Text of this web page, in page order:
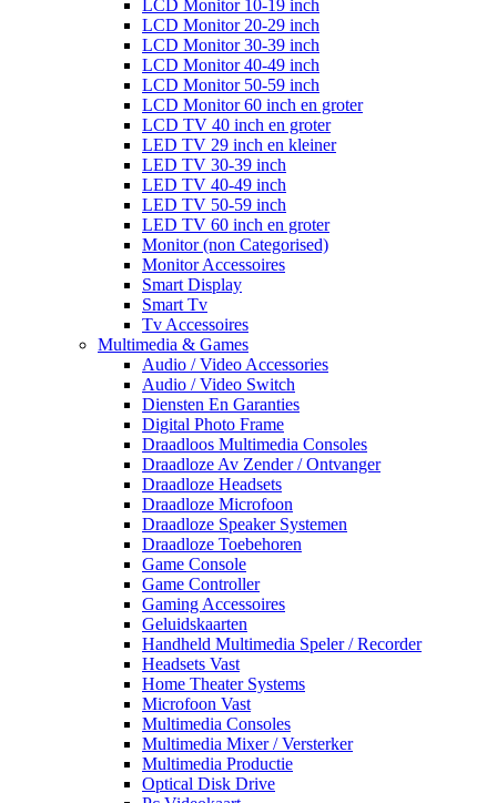
LCD Monitor 10-19 inch
LCD Monitor 20-29 inch
LCD Monitor 30-39 inch
LCD Monitor 40-49 inch
LCD Monitor 50-59 inch
LCD Monitor 60 inch en groter
LCD TV 40 inch en groter
LED TV 29 inch en kleiner
LED TV 30-39 inch
LED TV 40-49 inch
LED TV 50-59 inch
LED TV 60 inch en groter
Monitor (non Categorised)
Monitor Accessoires
Smart Display
Smart Tv
Tv Accessoires
Multimedia & Games
Audio / Video Accessories
Audio / Video Switch
Diensten En Garanties
Digital Photo Frame
Draadloos Multimedia Consoles
Draadloze Av Zender / Ontvanger
Draadloze Headsets
Draadloze Microfoon
Draadloze Speaker Systemen
Draadloze Toebehoren
Game Console
Game Controller
Gaming Accessoires
Geluidskaarten
Handheld Multimedia Speler / Recorder
Headsets Vast
Home Theater Systems
Microfoon Vast
Multimedia Consoles
Multimedia Mixer / Versterker
Multimedia Productie
Optical Disk Drive